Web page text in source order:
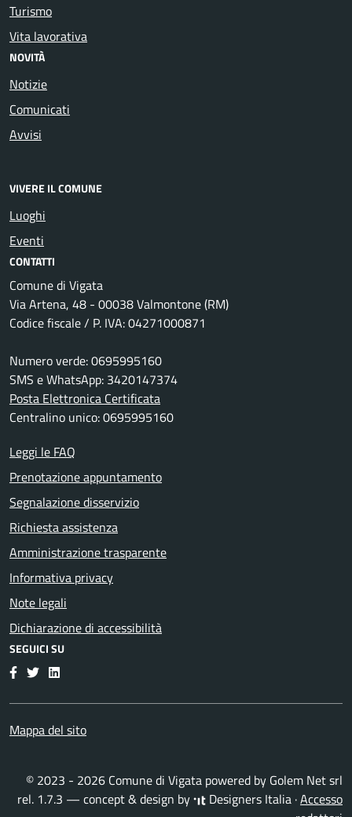
Turismo
Vita lavorativa
NOVITÀ
Notizie
Comunicati
Avvisi
VIVERE IL COMUNE
Luoghi
Eventi
CONTATTI
Comune di Vigata
Via Artena, 48 - 00038 Valmontone (RM)
Codice fiscale / P. IVA: 04271000871
Numero verde: 0695995160
SMS e WhatsApp: 3420147374
Posta Elettronica Certificata
Centralino unico: 0695995160
Leggi le FAQ
Prenotazione appuntamento
Segnalazione disservizio
Richiesta assistenza
Amministrazione trasparente
Informativa privacy
Note legali
Dichiarazione di accessibilità
SEGUICI SU
Facebook
TwitterLinkedIn
Mappa del sito
© 2023 - 2026 Comune di Vigata powered by Golem Net srl
rel. 1.7.3 — concept & design by
Designers Italia ·Accesso